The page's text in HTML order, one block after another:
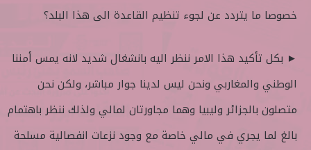
خصوصا ما يتردد عن لجوء تنظيم القاعدة الى هذا البلد؟
► بكل تأكيد هذا الامر ننظر اليه بانشغال شديد لانه يمس أمننا
الوطني والمغاربي ونحن ليس لدينا جوار مباشر، ولكن نحن
متصلون بالجزائر وليبيا وهما مجاورتان لمالي ولذلك ننظر باهتمام
بالغ لما يجري في مالي خاصة مع وجود نزعات انفصالية مسلحة